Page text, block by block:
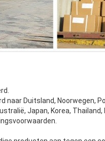
Duitsland, Noorwegen,
Japan, Korea,